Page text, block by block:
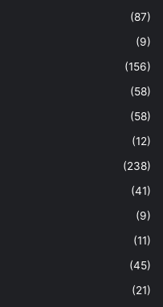
(87)
(9)
(156)
(58)
(58)
(12)
(238)
(41)
(9)
(11)
(45)
(21)